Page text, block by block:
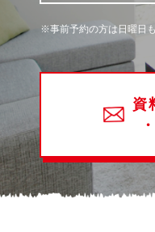
※事前予約の方は日曜日
資